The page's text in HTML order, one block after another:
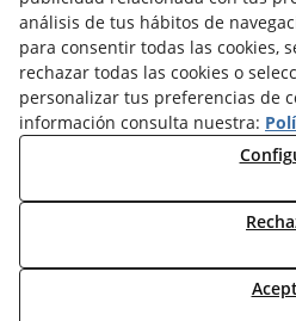
subvencionat pel Servei Públic
amb el cofinançament del
© 08/2026 Reiserpack - Todos
análisis de tus hábitos de
para consentir todas las cookies,
rechazar todas las cookies o
personalizar tus preferencias de
información consulta nuestra: